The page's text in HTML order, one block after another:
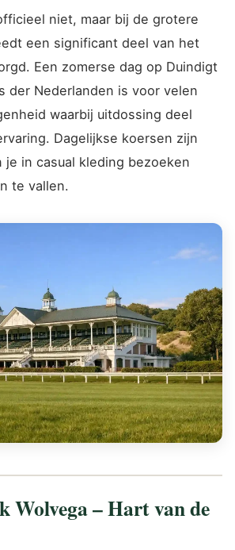
niet, maar bij de grotere
een significant deel van het
Een zomerse dag op Duindigt
der Nederlanden is voor velen
waarbij uitdossing deel
Dagelijkse koersen zijn
je in casual kleding bezoeken
te vallen.
Wolvega – Hart van de